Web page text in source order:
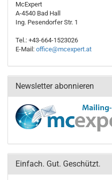
McExpert
A-4540 Bad Hall
Ing. Pesendorfer Str. 1
Tel.: +43-664-1523026
E-Mail: office@mcexpert.at
Newsletter abonnieren
Einfach. Gut. Geschützt.